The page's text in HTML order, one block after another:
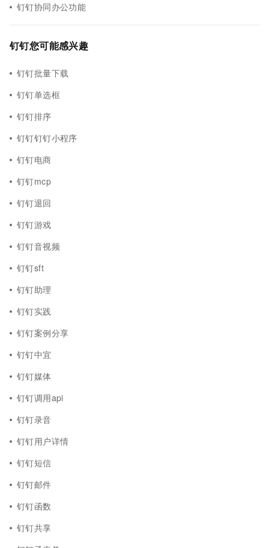
钉钉协同办公功能
钉钉您可能感兴趣
钉钉批量下载
钉钉单选框
钉钉排序
钉钉钉钉小程序
钉钉电商
钉钉mcp
钉钉退回
钉钉游戏
钉钉音视频
钉钉sft
钉钉助理
钉钉实践
钉钉案例分享
钉钉中宜
钉钉媒体
钉钉调用api
钉钉录音
钉钉用户详情
钉钉短信
钉钉邮件
钉钉函数
钉钉共享